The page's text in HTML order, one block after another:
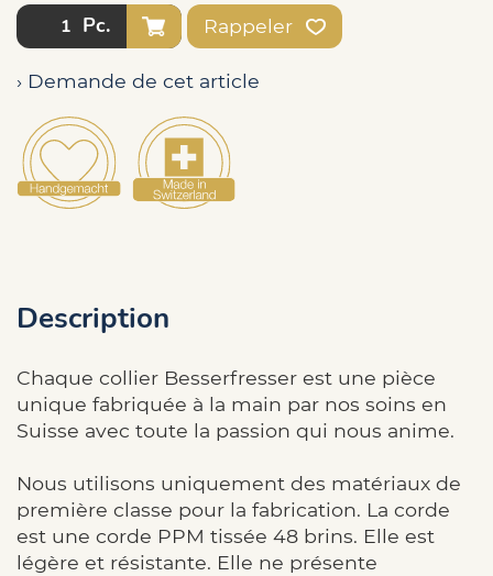
Pc. Rappeler
› Demande de cet article
Description
Chaque collier Besserfresser est une pièce
unique fabriquée à la main par nos soins en
Suisse avec toute la passion qui nous anime.
Nous utilisons uniquement des matériaux de
première classe pour la fabrication. La corde
est une corde PPM tissée 48 brins. Elle est
légère et résistante. Elle ne présente